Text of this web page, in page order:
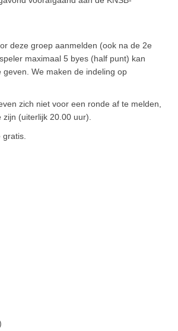
deze groep aanmelden (ook na de 2e
maximaal 5 byes (half punt) kan
We maken de indeling op
zich niet voor een ronde af te melden,
(uiterlijk 20.00 uur).